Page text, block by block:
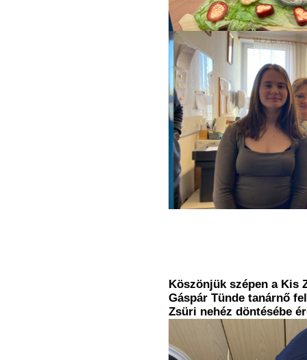
Köszönjük szépen a Kis
Gáspár Tünde tanárnő
Zsüri nehéz döntésébe